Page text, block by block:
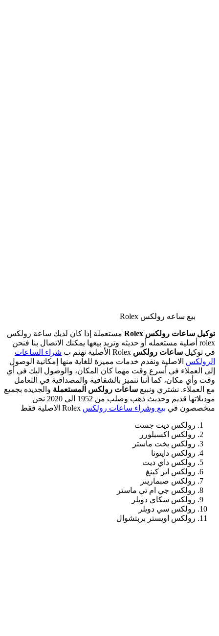
بيع ساعه رولكس Rolex
توكيل ساعات رولكس Rolex
مستعملة إذا كان لديك ساعة رولكس
rolex أصلية مستعمله أو حديثه وتريد بيعها يمكنك الاتصال بنا فنحن
في توكيل ساعات رولكس
شراء الساعات
الرولكس الاصلية ونقدم خدمات مميزة للغاية منها إمكانية الوصول
إلى العملاء في أسرع وقت مهما كان المكان، والوصول اليك في أي
وقت وأي مكان، كما أننا نتميز بالشفافية والمصداقية في التعامل
مع العملاء. نشتري ونبيع ساعات رولكس المستعملة والجديده بجميع
موديلاتها قديم وحديث ذهب وصلب من 1952 الي 2020 نحن
متخصصون في بيع وشراء ساعات رولكس
رولكس ديت جست
رولكس اكسبلورر
رولكس يخت ماستر
رولكس دايتونا
رولكس داي ديت
رولكس اير كينغ
رولكس صبمارينر
رولكس جي ام تي ماستر
رولكس سكاي دويلر
رولكس سي دويلر
رولكس اويستر بربتشوال